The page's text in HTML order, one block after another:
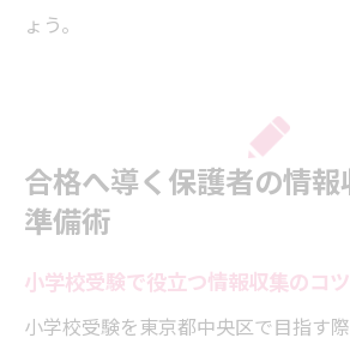
ょう。
合格へ導く保護者の情報
準備術
小学校受験で役立つ情報収集のコ
小学校受験を東京都中央区で目指す